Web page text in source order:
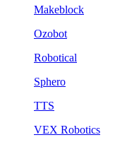
Makeblock
Ozobot
Robotical
Sphero
TTS
VEX Robotics